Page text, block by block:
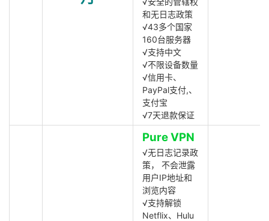
和无日志政策
√43多个国家
160台服务器
√支持中文
√不限设备数量
√信用卡、
PayPal支付,、
支付宝
√7天退款保证
Pure VPN
√无日志记录政
策， 不会泄露
用户IP地址和
浏览内容
√支持解锁
Netflix、Hulu